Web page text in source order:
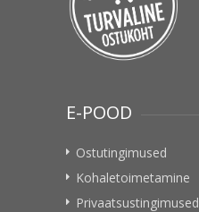
E-POOD
Ostutingimused
Kohaletoimetamine
Privaatsustingimused